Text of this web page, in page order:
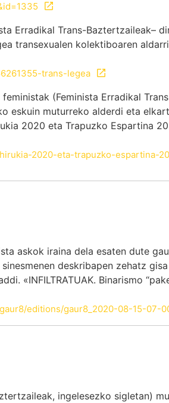
Erradikal Trans-Baztertzaileak–
transexualen kolektiboaren
trans-legea
feministak (Feminista Erradikal
eskuin muturreko alderdi eta
2020 eta Trapuzko Espartina
2020-eta-trapuzko-espartina-
askok iraina dela esaten dute
deskribapen zehatz
«INFILTRATUAK. Binarismo
editions/gaur8_2020-08-15-07-
ingelesezko sigletan)